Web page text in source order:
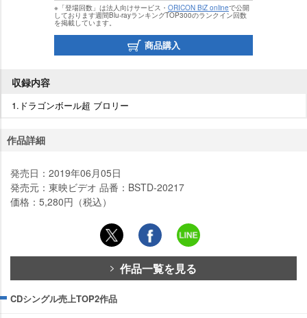
※「登場回数」は法人向けサービス・ ORICON BiZ onlineで公開
しております週間Blu-rayランキングTOP300のランクイン回数
を掲載しています。
商品購入
収録内容
1.ドラゴンボール超 ブロリー
作品詳細
発売日：2019年06月05日
発売元：東映ビデオ 品番：BSTD-20217
価格：5,280円（税込）
作品一覧を見る
CDシングル売上TOP2作品